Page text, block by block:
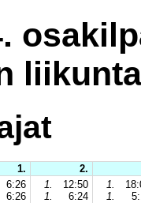
1.
2.
6:26 1. 12:50 1.
6:26 1. 6:24 1.